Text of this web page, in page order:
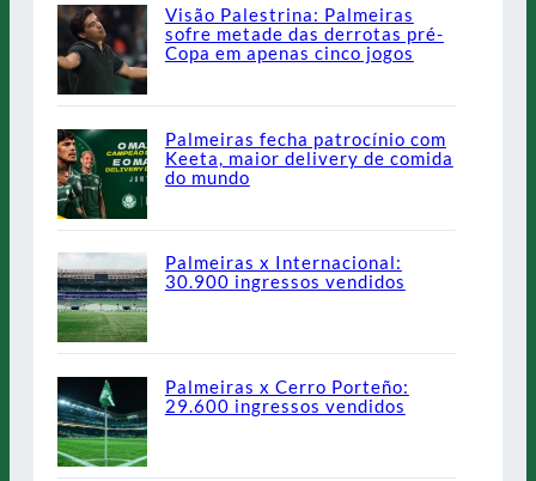
Visão Palestrina: Palmeiras
sofre metade das derrotas pré-
Copa em apenas cinco jogos
Palmeiras fecha patrocínio com
Keeta, maior delivery de comida
do mundo
Palmeiras x Internacional:
30.900 ingressos vendidos
Palmeiras x Cerro Porteño:
29.600 ingressos vendidos